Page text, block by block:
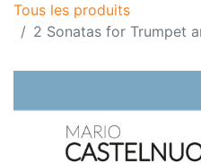
Tous les produits
2 Sonatas for Trumpet